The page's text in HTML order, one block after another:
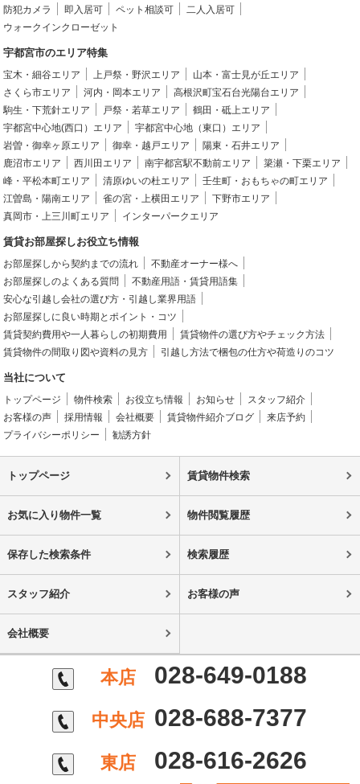
防犯カメラ
即入居可 ペット相談可
二人入居可
ウォークインクローゼット
宇都宮市のエリア特集
宝木・細谷エリア 上戸祭・野沢エリア
山本・富士見が丘エリア
さくら市エリア
河内・岡本エリア
高根沢町宝石台光陽台エリア
駒生・下荒針エリア
戸祭・若草エリア
鶴田・砥上エリア
宇都宮中心地(西口）エリア
宇都宮中心地（東口）エリア
岩曽・御幸ヶ原エリア
御幸・越戸エリア
陽東・石井エリア
鹿沼市エリア
西川田エリア 南宇都宮駅不動前エリア
簗瀬・下栗エリア
峰・平松本町エリア
清原ゆいの杜エリア
壬生町・おもちゃの町エリア
江曽島・陽南エリア
雀の宮・上横田エリア
下野市エリア
真岡市・上三川町エリア
インターパークエリア
賃貸お部屋探しお役立ち情報
お部屋探しから契約までの流れ
不動産オーナー様へ
お部屋探しのよくある質問
不動産用語・賃貸用語集
安心な引越し会社の選び方・引越し業界用語
お部屋探しに良い時期とポイント・コツ
賃貸契約費用や一人暮らしの初期費用
賃貸物件の選び方やチェック方法
賃貸物件の間取り図や資料の見方
引越し方法で梱包の仕方や荷造りのコツ
当社について
トップページ 物件検索 お役立ち情報 お知らせ
スタッフ紹介
お客様の声
採用情報 会社概要 賃貸物件紹介ブログ
来店予約
プライバシーポリシー
勧誘方針
トップページ 賃貸物件検索
お気に入り物件一覧 物件閲覧履歴
保存した検索条件 検索履歴
スタッフ紹介 お客様の声
会社概要
本店 028-649-0188
中央店 028-688-7377
東店 028-616-2626